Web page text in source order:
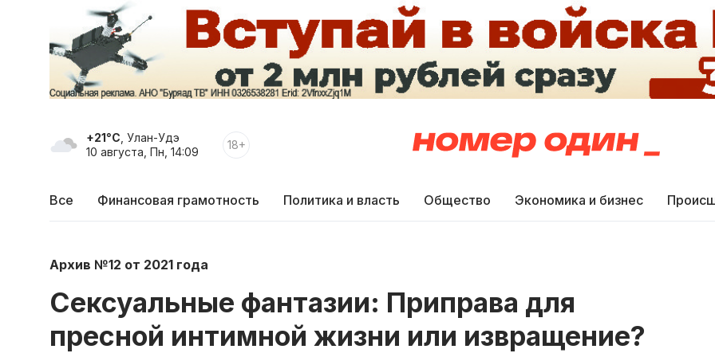
+21°C , Улан-Удэ
10 августа, Пн, 14:09
18+
Все Финансовая грамотность Политика и власть Общество Экономика и бизнес
Архив №12 от 2021 года
Сексуальные фантазии: Приправа для
пресной интимной жизни или извращение?